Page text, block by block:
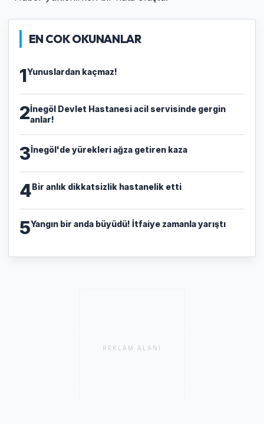
EN COK OKUNANLAR
1Yunuslardan kaçmaz!
2İnegöl Devlet Hastanesi acil servisinde gergin
anlar!
3İnegöl'de yürekleri ağza getiren kaza
4Bir anlık dikkatsizlik hastanelik etti
5Yangın bir anda büyüdü! İtfaiye zamanla yarıştı
REKLAM ALANI